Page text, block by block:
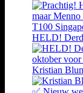
HELD!
Kristian